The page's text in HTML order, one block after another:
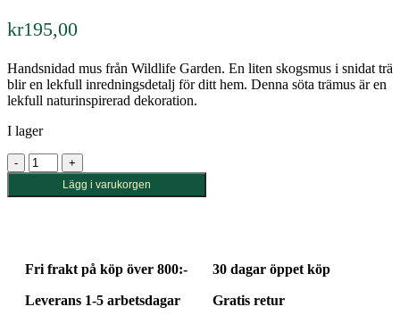
kr195,00
Handsnidad mus från Wildlife Garden. En liten skogsmus i snidat trä
blir en lekfull inredningsdetalj för ditt hem. Denna söta trämus är en
lekfull naturinspirerad dekoration.
I lager
Handsnidad
Mus
mängdLägg i varukorgen
Fri frakt på köp över 800:- 30 dagar öppet köp
Leverans 1-5 arbetsdagar
Gratis retur